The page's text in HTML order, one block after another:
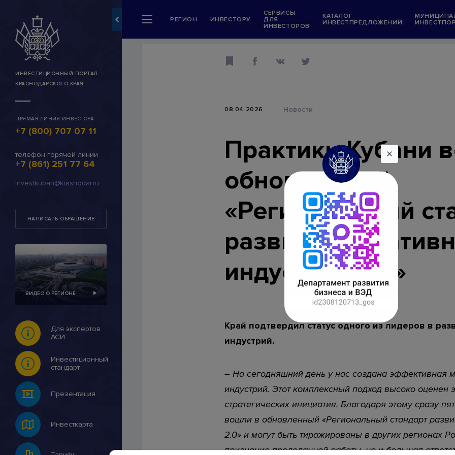
ИНВЕСТИЦИОННЫЙ ПОРТАЛ
КРАСНОДАРСКОГО КРАЯ
ПРЯМАЯ ЛИНИЯ ИНВЕСТОРА
+7 (800) 707 07 11
телефон горячей линии
+7 (861) 251 77 64
investkuban@krasnodar.ru
НАПИСАТЬ ОБРАЩЕНИЕ
ВИДЕО О РЕГИОНЕ
Для экспертов
АСИ
Инвестиционный
стандарт
Презентация
Инвесткарта
РЕГИОН ИНВЕСТОРУ
СЕРВИСЫ
ДЛЯ
ИНВЕСТОРОВ
КАТАЛОГ
ИНВЕСТПРЕДЛОЖЕНИЙ
08.04.2026 Новости
Практики Кубани
обновленный
«Региональный
развития
индустрий 2.0»
Край подтвердил статус одного из лидеров в
индустрий.
– На сегодняшний день у нас создана эффективная
индустрий. Этот комплексный подход высоко оценен
стратегических инициатив. Благодаря этому сразу
вошли в обновленный «Региональный стандарт
2.0» и могут быть тиражированы в других регионах
признание проделанной работы, но и большая
Сервисы для инвесторов
Муниципальные инвестпорталы
Инвестиционные предложения
Личный кабинет (работает в тестовом режиме)
Информационные ресурсы
Меры поддержки инвестпроектов
Меры поддержки граждан и экономики в
условиях санкций
Единый ресурс застройщиков (ЕРЗ)
Единая информационная система
строительства (ЕИСЖС)
Календарь предоставления
отчетности
© 2007-2026 Инвестиционный портал Краснодарского края При использовании